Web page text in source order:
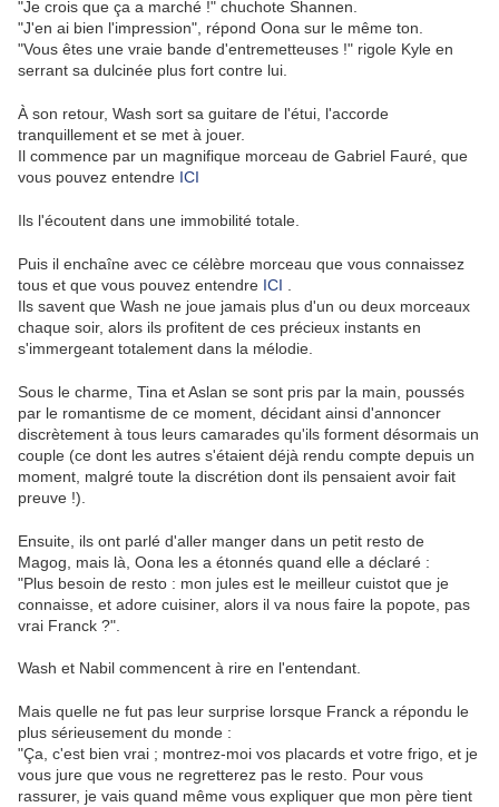
"Je crois que ça a marché !" chuchote Shannen.
"J'en ai bien l'impression", répond Oona sur le même ton.
"Vous êtes une vraie bande d'entremetteuses !" rigole Kyle en
serrant sa dulcinée plus fort contre lui.
À son retour, Wash sort sa guitare de l'étui, l'accorde
tranquillement et se met à jouer.
Il commence par un magnifique morceau de Gabriel Fauré, que
vous pouvez entendre ICI
Ils l'écoutent dans une immobilité totale.
Puis il enchaîne avec ce célèbre morceau que vous connaissez
tous et que vous pouvez entendre ICI
Ils savent que Wash ne joue jamais plus d'un ou deux morceaux
chaque soir, alors ils profitent de ces précieux instants en
s'immergeant totalement dans la mélodie.
Sous le charme, Tina et Aslan se sont pris par la main, poussés
par le romantisme de ce moment, décidant ainsi d'annoncer
discrètement à tous leurs camarades qu'ils forment désormais un
couple (ce dont les autres s'étaient déjà rendu compte depuis un
moment, malgré toute la discrétion dont ils pensaient avoir fait
preuve !).
Ensuite, ils ont parlé d'aller manger dans un petit resto de
Magog, mais là, Oona les a étonnés quand elle a déclaré :
"Plus besoin de resto : mon jules est le meilleur cuistot que je
connaisse, et adore cuisiner, alors il va nous faire la popote, pas
vrai Franck ?".
Wash et Nabil commencent à rire en l'entendant.
Mais quelle ne fut pas leur surprise lorsque Franck a répondu le
plus sérieusement du monde :
"Ça, c'est bien vrai ; montrez-moi vos placards et votre frigo, et je
vous jure que vous ne regretterez pas le resto. Pour vous
rassurer, je vais quand même vous expliquer que mon père tient